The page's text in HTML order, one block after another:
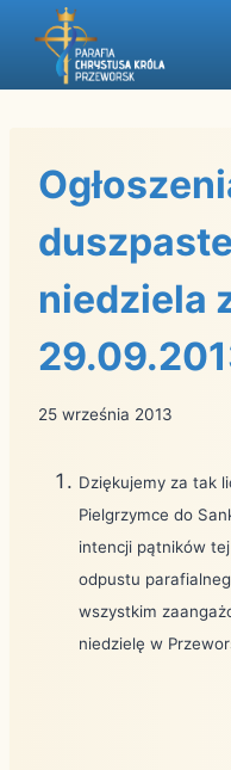
Przejdź
niedziela
25 września 2013
Dziękujemy za tak
Pielgrzymce do
intencji pątników
odpustu
wszystkim
niedzielę w